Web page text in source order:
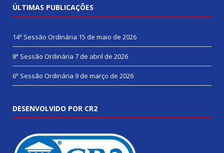
ÚLTIMAS PUBLICAÇÕES
14ª Sessão Ordinária 15 de maio de 2026
8ª Sessão Ordinária 7 de abril de 2026
6ª Sessão Ordinária 9 de março de 2026
DESENVOLVIDO POR CR2